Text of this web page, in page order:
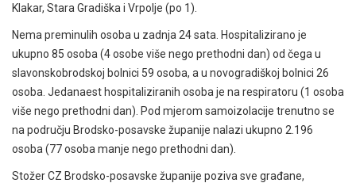
Klakar, Stara Gradiška i Vrpolje (po 1).
Nema preminulih osoba u zadnja 24 sata. Hospitalizirano je
ukupno 85 osoba (4 osobe više nego prethodni dan) od čega u
slavonskobrodskoj bolnici 59 osoba, a u novogradiškoj bolnici 26
osoba. Jedanaest hospitaliziranih osoba je na respiratoru (1 osoba
više nego prethodni dan). Pod mjerom samoizolacije trenutno se
na području Brodsko-posavske županije nalazi ukupno 2.196
osoba (77 osoba manje nego prethodni dan).
Stožer CZ Brodsko-posavske županije poziva sve građane,